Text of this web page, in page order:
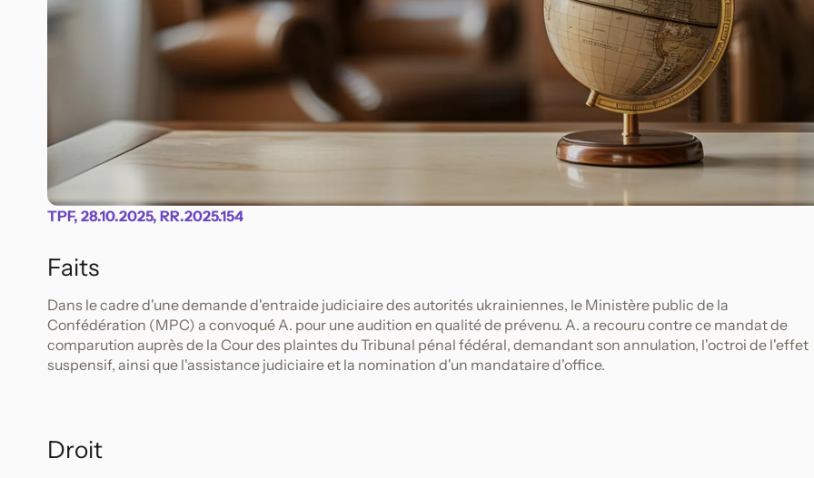
TPF, 28.10.2025, RR.2025.154
Faits
Dans le cadre d'une demande d'entraide judiciaire des autorités ukrainiennes, le Ministère public de la
Confédération (MPC) a convoqué A. pour une audition en qualité de prévenu. A. a recouru contre ce mandat de
comparution auprès de la Cour des plaintes du Tribunal pénal fédéral, demandant son annulation, l'octroi de l'effet
suspensif, ainsi que l'assistance judiciaire et la nomination d'un mandataire d'office.
Droit